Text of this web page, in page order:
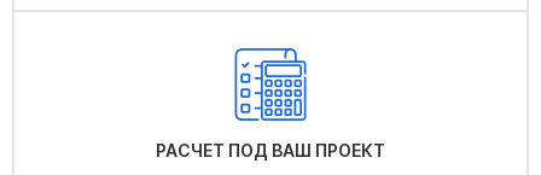
РАСЧЕТ ПОД ВАШ ПРОЕКТ